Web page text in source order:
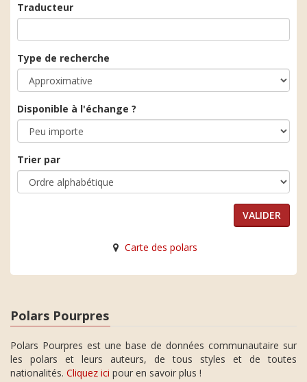
Traducteur
Type de recherche
Disponible à l'échange ?
Trier par
Carte des polars
Polars Pourpres
Polars Pourpres est une base de données communautaire sur
les polars et leurs auteurs, de tous styles et de toutes
nationalités. Cliquez ici pour en savoir plus !